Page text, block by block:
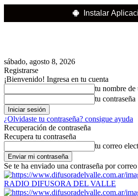
Instalar
sábado, agosto 8, 2026
Registrarse
¡Bienvenido! Ingresa en tu cuenta
tu nombre de
tu contraseña
¿Olvidaste tu contraseña? consigue ayuda
Recuperación de contraseña
Recupera tu contraseña
tu correo
Se te ha enviado una contraseña por
RADIO DIFUSORA DEL VALLE